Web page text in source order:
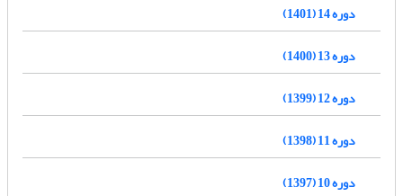
دوره 14 (1401)
دوره 13 (1400)
دوره 12 (1399)
دوره 11 (1398)
دوره 10 (1397)